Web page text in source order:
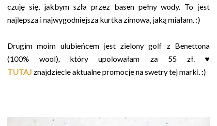
czuję się, jakbym szła przez basen pełny wody. To jest
najlepsza i najwygodniejsza kurtka zimowa, jaką miałam. :)
Drugim moim ulubieńcem jest zielony golf z Benettona
(100% wool), który upolowałam za 55 zł. ♥
TUTAJ znajdziecie aktualne promocje na swetry tej marki. :)